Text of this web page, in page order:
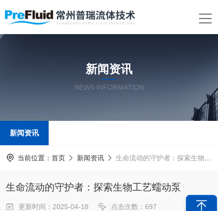
新闻资讯
NEWS INFORMATION
新闻资讯
当前位置： 首页 新闻资讯 生命流动的守护者：探索生物工艺蠕动泵
生命流动的守护者：探索生物工艺蠕动泵
更新时间：2025-04-18 点击次数：697